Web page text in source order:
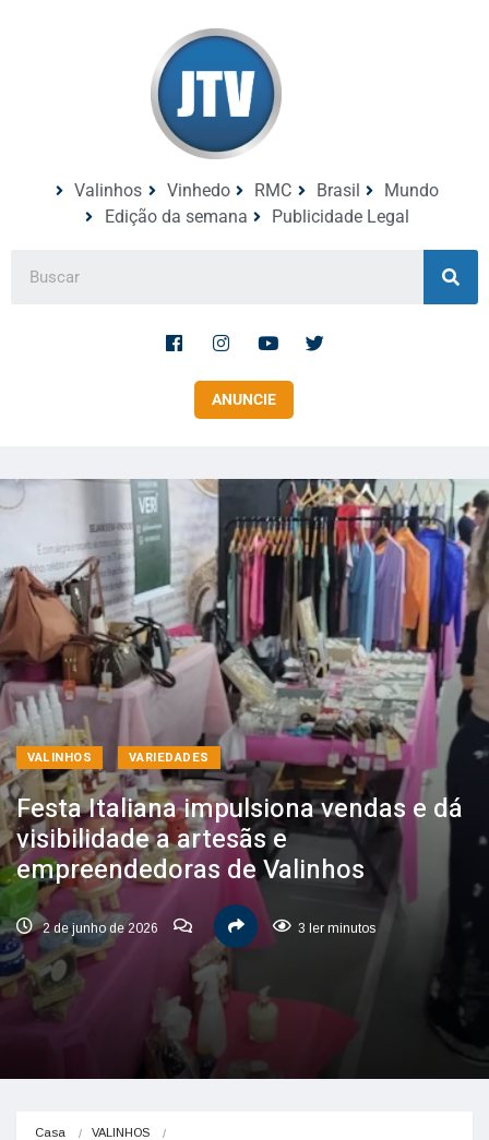
Valinhos Vinhedo RMC Brasil
Mundo
Edição da semana
Publicidade Legal
ANUNCIE
VALINHOS VARIEDADES
Festa Italiana impulsiona vendas e dá
visibilidade a artesãs e
empreendedoras de Valinhos
2 de junho de 2026 3 ler minutos
Casa VALINHOS